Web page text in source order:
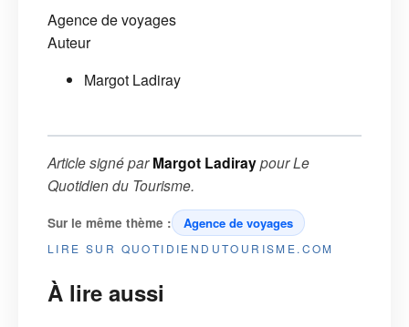
Agence de voyages
Auteur
Margot Ladiray
Article signé parMargot LadiraypourLe
Quotidien du Tourisme.
Sur le même thème : Agence de voyages
LIRE SUR QUOTIDIENDUTOURISME.COM
À lire aussi